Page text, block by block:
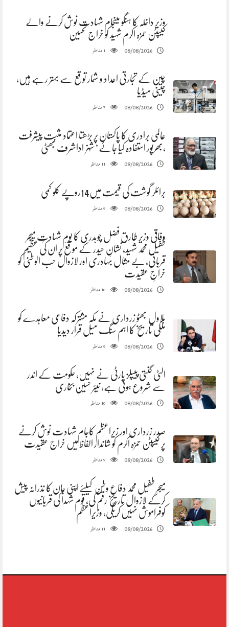
وزیر داخلہ کا ہنگو میںجام شہادت نوش کرنے والے
کیپٹن حمزہ اکرم شہید کو خراج تحسین
08/08/2026
1مناظر
چین کے تجارتی اعداد و شمار توقع سے بہتر رہے ہیں،
چینی میڈیا
08/08/2026
7مناظر
عالمی برادری کا پاکستان پر بڑھتا اعتماد مثبت پیشرفت
،بھرپور استفادہ کیا جائے’ شہزاداشرف بھٹی
08/08/2026
11مناظر
برائلر گوشت کی قیمت میں14روپے کلو کمی
08/08/2026
9مناظر
وفاقی وزیر طارق فضل چوہدری کا یومِ شہادتِ میجر
طفیل محمد شہید، نشانِ حیدر کے موقع پر ان کی عظیم
قربانی، بے مثال بہادری اور لازوال حب الوطنی کو
خراجِ عقیدت
08/08/2026
10مناظر
بلاول بھٹو زرداری نے مکہ مشترکہ دفاعی معاہدے کو
ملکی تاریخ کا اہم سنگ میل قرار دیدیا
08/08/2026
9مناظر
الٹی گنتی پیپلز پارٹی نے نہیں، حکومت کے اندر
سے شروع ہوئی ہے، نیئر حسین بخاری
08/08/2026
10مناظر
صدر زرداری اور زیراعظم کاجام شہادت نوش کرنے
پر کیپٹن حمزہ اکرم کو شاندار الفاظ میں خراج عقیدت
08/08/2026
9مناظر
میجر طفیل محمد دفاع وطن کیلئے اپنی جان کا نذرانہ پیش
کرکے لازوال تاریخ رقم کی، قوم شہدا کی قربانیوں
کوفراموش نہیں کریگی، وزیراعظم
08/08/2026
11مناظر